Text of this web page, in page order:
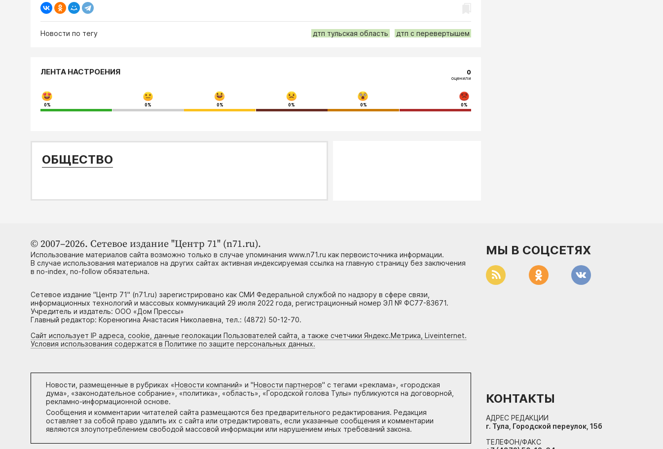
Новости по тегу дтп тульская область дтп с перевертышем
ЛЕНТА НАСТРОЕНИЯ 0
оценили
0% 0% 0% 0% 0% 0%
ОБЩЕСТВО
© 2007–2026. Сетевое издание "Центр 71" (n71.ru).
Использование материалов сайта возможно только в случае упоминания www.n71.ru как первоисточника информации.
В случае использования материалов на других сайтах активная индексируемая ссылка на главную страницу без заключения
в no-index, no-follow обязательна.
Сетевое издание "Центр 71" (n71.ru) зарегистрировано как СМИ Федеральной службой по надзору в сфере связи,
информационных технологий и массовых коммуникаций 29 июля 2022 года, регистрационный номер ЭЛ № ФС77-83671.
Учредитель и издатель: ООО «Дом Прессы»
Главный редактор: Коренюгина Анастасия Николаевна, тел.: (4872) 50-12-70.
Сайт использует IP адреса, cookie, данные геолокации Пользователей сайта, а также счетчики Яндекс.Метрика, Liveinternet.
Условия использования содержатся в Политике по защите персональных данных.
Новости, размещенные в рубриках «Новости компаний» и "Новости партнеров" с тегами «реклама», «городская
дума», «законодательное собрание», «политика», «область», «Городской голова Тулы» публикуются на договорной,
рекламно-информационной основе.
Сообщения и комментарии читателей сайта размещаются без предварительного редактирования. Редакция
оставляет за собой право удалить их с сайта или отредактировать, если указанные сообщения и комментарии
являются злоупотреблением свободой массовой информации или нарушением иных требований закона.
МЫ В СОЦСЕТЯХ
КОНТАКТЫ
АДРЕС РЕДАКЦИИ
г. Тула, Городской переулок, 15б
ТЕЛЕФОН/ФАКС